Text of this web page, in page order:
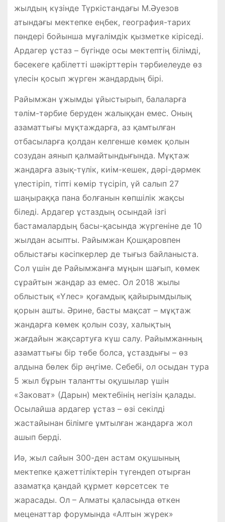
жылдың күзінде Түркістандағы М.Әуезов
атындағы мектепке еңбек, география-тарих
пәндері бойынша мұғалімдік қызметке кіріседі.
Ардагер ұстаз – бүгінде осы мектептің білімді,
бәсекеге қабілетті шәкірттерін тәрбиелеуде өз
үлесін қосып жүрген жандардың бірі.
Райымжан ұжымды ұйыстырып, балаларға
тәлім-тәрбие беруден жалыққан емес. Оның
азаматтығы мұқтаждарға, аз қамтылған
отбасыларға қолдан келгенше көмек қолын
созудан аянып қалмайтындығында. Мұқтаж
жандарға азық-түлік, киім-кешек, дәрі-дәрмек
үлестіріп, тіпті көмір түсіріп, үй салып 27
шаңыраққа пана болғанын көпшілік жақсы
біледі. Ардагер ұстаздың осындай ізгі
бастамалардың басы-қасында жүргеніне де 10
жылдан асыпты. Райымжан Қошқаровпен
облыстағы кәсіпкерлер де тығыз байланыста.
Сол үшін де Райымжанға мұңын шағып, көмек
сұрайтын жандар аз емес. Ол 2018 жылы
облыстық «Үлес» қоғамдық қайырымдылық
қорын ашты. Әрине, басты мақсат – мұқтаж
жандарға көмек қолын созу, халықтың
жағдайын жақсартуға күш салу. Райымжанның
азаматтығы бір төбе болса, ұстаздығы – өз
алдына бөлек бір әңгіме. Себебі, ол осыдан тура
5 жыл бұрын талантты оқушылар үшін
«Заковат» (Дарын) мектебінің негізін қалады.
Осылайша ардагер ұстаз – өзі секілді
жастайынан білімге ұмтылған жандарға жол
ашып берді.
Иә, жыл сайын 300-ден астам оқушының
мектепке қажеттіліктерін түгендеп отырған
азаматқа қандай құрмет көрсетсек те
жарасады. Ол – Алматы қаласында өткен
меценаттар форумында «Алтын жүрек»